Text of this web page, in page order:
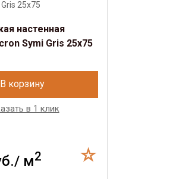
настенная
Symi Gris 25x75
В корзину
в 1 клик
м2